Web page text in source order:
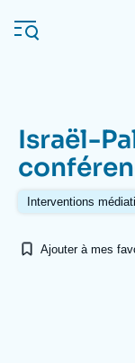
au
contenu
Navigation
principale
L'Ifri
Analyses
Israël-
Interventions
Ajouter à mes